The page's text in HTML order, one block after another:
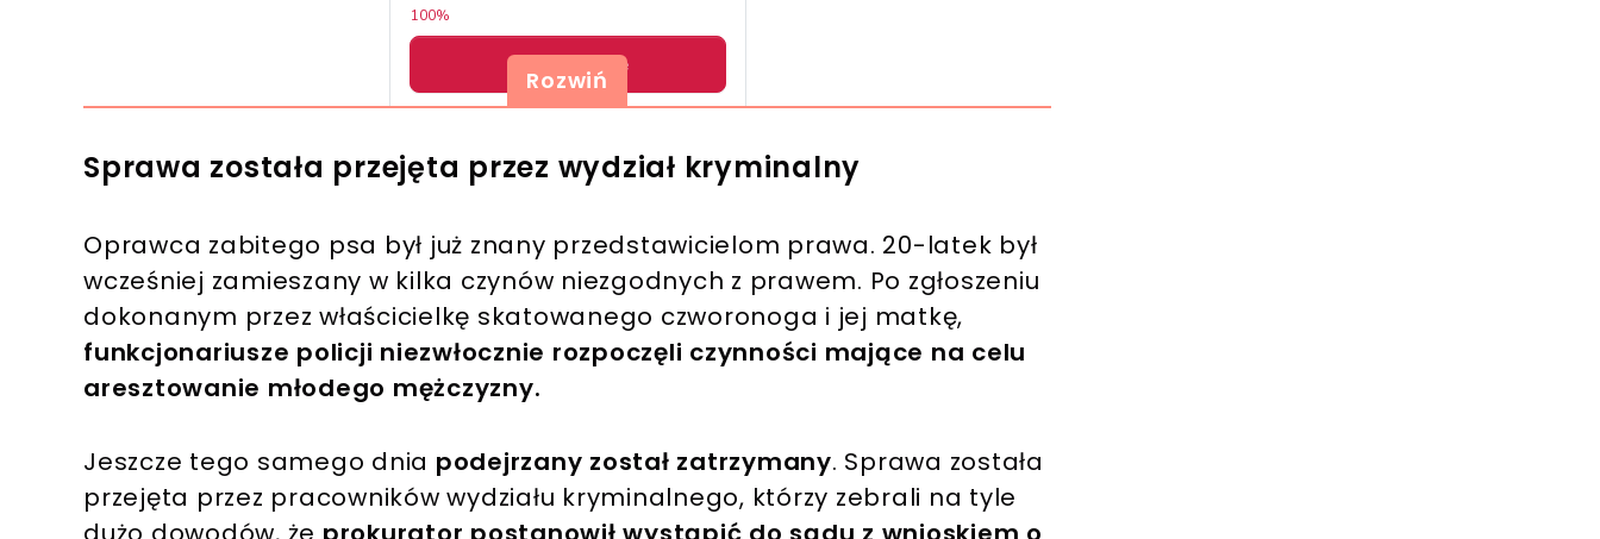
Rozwiń
Sprawa została przejęta przez wydział kryminalny
Oprawca zabitego psa był już znany przedstawicielom prawa. 20-latek był
wcześniej zamieszany w kilka czynów niezgodnych z prawem. Po zgłoszeniu
dokonanym przez właścicielkę skatowanego czworonoga i jej matkę,
funkcjonariusze policji niezwłocznie rozpoczęli czynności mające na celu
aresztowanie młodego mężczyzny.
Jeszcze tego samego dnia podejrzany został zatrzymany. Sprawa została
przejęta przez pracowników wydziału kryminalnego, którzy zebrali na tyle